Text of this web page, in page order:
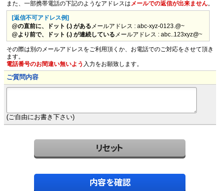
また、一部携帯電話の下記のようなアドレスは メールでの返信が出来ません。
[返信不可アドレス例]
@の直前に、ドット (.) がある メールアドレス : abc-xyz-0123.@~
@より前で、ドット (.) が連続している メールアドレス : abc..123xyz@~
その際は別のメールアドレスをご利用頂くか、お電話でのご対応をさせて頂き
ます。
電話番号のお間違い無いよう 入力をお願致します。
ご質問内容
(ご自由にお書き下さい)